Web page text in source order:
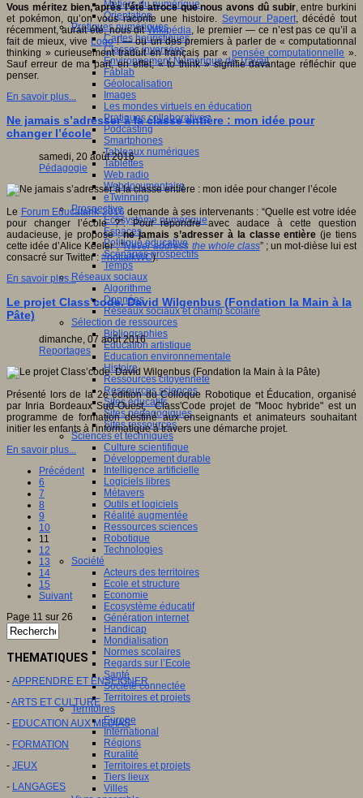
Métiers du numérique
Orientation
Pratiques numériques
Cartes heuristiques
Classes inversées
Environnement Numérique de Travail
Fablab
Géolocalisation
Images
Les mondes virtuels en éducation
Pratiques collaboratives
Podcasting
Smartphones
Tableaux numériques
Tablettes
Web radio
Webdocumentaire
eTwinning
Prospective
Ecosystème numérique
Espaces
Politique éducative
Scénarios prospectifs
Temps
Réseaux sociaux
Algorithme
Données
Réseaux sociaux et champ scolaire
Sélection de ressources
Bibliographies
Education artistique
Education environnementale
Histoire
Ressources citoyenneté
Ressources sciences
Sites éducatifs
Sites pédagogiques
Sites ressources
Sciences et techniques
Culture scientifique
Développement durable
Intelligence artificielle
Logiciels libres
Métavers
Outils et logiciels
Réalité augmentée
Ressources sciences
Robotique
Technologies
Société
Acteurs des territoires
Ecole et structure
Economie
Ecosystème éducatif
Génération internet
Handicap
Mondialisation
Normes scolaires
Regards sur l’Ecole
Santé
Société connectée
Territoires et projets
Territoires
Europe
International
Régions
Ruralité
Territoires et projets
Tiers lieux
Villes
Vous méritez bien, après l’été atroce que nous avons dû subir, entre burkini
et pokémon, qu’on vous raconte une histoire. Seymour Papert, décédé tout
récemment, aurait été, nous ditWikipédia, le premier — ce n’est pas ce qu’il a
fait de mieux, vive Logo! — ou un des premiers à parler de « computationnal
thinking » curieusement traduit en français par « pensée computationnelle ».
Sauf erreur de ma part, en effet, « to think » signifie davantage réfléchir que
penser.
En savoir plus...
Ne jamais s’adresser à la classe entière : mon idée pour
changer l’école
samedi, 20 août 2016
Pédagogie
Le Forum Educatank 2016 demande à ses intervenants : “Quelle est votre idée
pour changer l’école ?”. Pour répondre avec audace à cette question
audacieuse, je propose :ne jamais s’adresser à la classe entière (je tiens
cette idée d’Alice Keeler : “Never address the whole class” ; un mot-dièse lui est
consacré sur Twitter : #nottalkWC).
En savoir plus...
Le projet Class’code. David Wilgenbus (Fondation la Main à la
Pâte)
dimanche, 07 août 2016
Reportages
Présenté lors de la 2e édition du Colloque Robotique et Éducation, organisé
par Inria Bordeaux Sud-Ouest, Class'Code projet de "Mooc hybride" est un
programme de formation destiné aux enseignants et animateurs souhaitant
initier les enfants à l'informatique à travers une démarche projet.
En savoir plus...
Précédent
6
7
8
9
10
11
12
13
14
15
Suivant
Page 11 sur 26
THEMATIQUES
- APPRENDRE ET ENSEIGNER
-ARTS ET CULTURE
- EDUCATION AUX MEDIAS
- FORMATION
- JEUX
- LANGAGES